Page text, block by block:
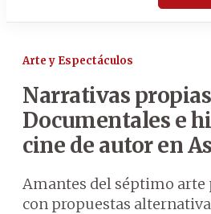
Arte y Espectáculos
Narrativas
Documentales e
cine de autor en
Amantes del séptimo arte
con propuestas